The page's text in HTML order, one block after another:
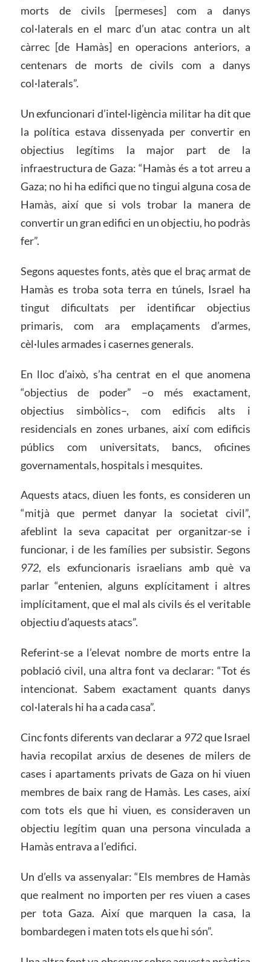
morts de civils [permeses] com a danys
col·laterals en el marc d’un atac contra un alt
càrrec [de Hamàs] en operacions anteriors, a
centenars de morts de civils com a danys
col·laterals”.
Un exfuncionari d’intel·ligència militar ha dit que
la política estava dissenyada per convertir en
objectius legítims la major part de la
infraestructura de Gaza: “Hamàs és a tot arreu a
Gaza; no hi ha edifici que no tingui alguna cosa de
Hamàs, així que si vols trobar la manera de
convertir un gran edifici en un objectiu, ho podràs
fer”.
Segons aquestes fonts, atès que el braç armat de
Hamàs es troba sota terra en túnels, Israel ha
tingut dificultats per identificar objectius
primaris, com ara emplaçaments d’armes,
cèl·lules armades i casernes generals.
En lloc d’això, s’ha centrat en el que anomena
“objectius de poder” –o més exactament,
objectius simbòlics–, com edificis alts i
residencials en zones urbanes, així com edificis
públics com universitats, bancs, oficines
governamentals, hospitals i mesquites.
Aquests atacs, diuen les fonts, es consideren un
“mitjà que permet danyar la societat civil”,
afeblint la seva capacitat per organitzar-se i
funcionar, i de les famílies per subsistir. Segons
972, els exfuncionaris israelians amb què va
parlar “entenien, alguns explícitament i altres
implícitament, que el mal als civils és el veritable
objectiu d’aquests atacs”.
Referint-se a l’elevat nombre de morts entre la
població civil, una altra font va declarar: “Tot és
intencionat. Sabem exactament quants danys
col·laterals hi ha a cada casa”.
Cinc fonts diferents van declarar a 972que Israel
havia recopilat arxius de desenes de milers de
cases i apartaments privats de Gaza on hi viuen
membres de baix rang de Hamàs. Les cases, així
com tots els que hi viuen, es consideraven un
objectiu legítim quan una persona vinculada a
Hamàs entrava a l’edifici.
Un d’ells va assenyalar: “Els membres de Hamàs
que realment no importen per res viuen a cases
per tota Gaza. Així que marquen la casa, la
bombardegen i maten tots els que hi són”.